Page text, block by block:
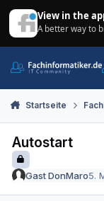
View in the
A better way to
Startseite
Autostart
Gast DonMaro5.